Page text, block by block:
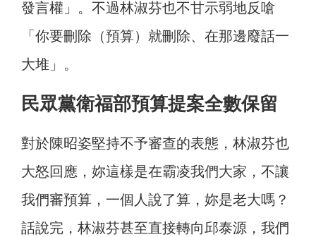
發言權」。不過林淑芬也不甘示弱地反嗆
「你要刪除（預算）就刪除、在那邊廢話一
大堆」。
民眾黨衛福部預算提案全數保留
對於陳昭姿堅持不予審查的表態，林淑芬也
大怒回應，妳這樣是在霸凌我們大家，不讓
我們審預算，一個人說了算，妳是老大嗎？
話說完，林淑芬甚至直接轉向邱泰源，我們